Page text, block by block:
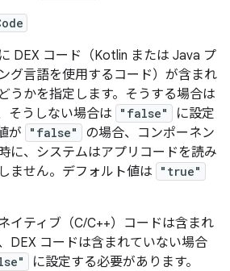
DEX コード（Kotlin または Java プ
グ言語を使用するコード）が含まれ
うかを指定します。そうする場合は
そうしない場合は "false"
に設定
が
"false"
の場合、コンポーネン
に、システムはアプリコードを読み
ません。デフォルト値は
"true"
イティブ（C/C++）コードは含まれ
DEX コードは含まれていない場合
に設定する必要があります。